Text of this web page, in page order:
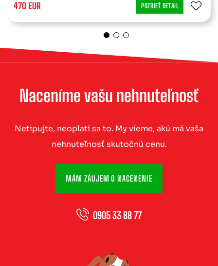
470 EUR POZRIEŤ DETAIL
Naceníme vašu nehnuteľnosť
Netipujte, neoplatí sa to. My vieme, akú má vaša
nehnuteľnosť skutočnú cenu.
MÁM ZÁUJEM O NACENENIE
0905 33 88 77